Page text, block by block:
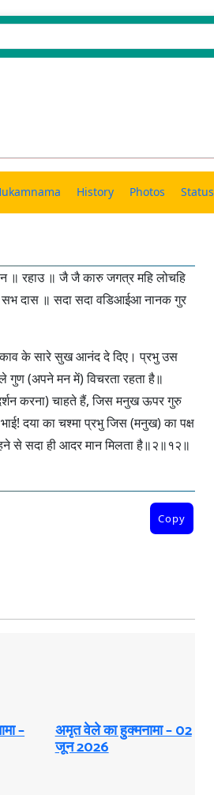
History Photos Status
॥ रहाउ ॥ जै जै कारु जगत्र महि लोचहि
दास ॥ सदा सदा वडिआईआ नानक गुर
के सारे सुख आनंद दे दिए। प्रभु उस
(अपने मन में) विचरता रहता है॥
करना) चाहते हैं, जिस मनुख ऊपर गुरु
दया का चश्मा प्रभु जिस (मनुख) का पक्ष
से सदा ही आदर मान मिलता है॥२॥१२॥
Copy
– अमृत ​​वेले का हुक्मनामा – 02
जून 2026